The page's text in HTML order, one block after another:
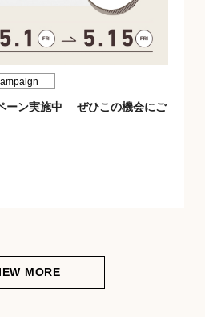
ーン実施中 ぜひこの機会にご
MORE